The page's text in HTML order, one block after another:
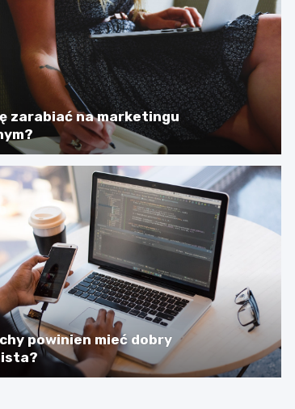
zarabiać na marketingu
powinien mieć dobry